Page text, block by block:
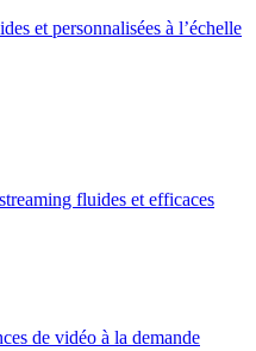
et personnalisées à l’échelle
fluides et efficaces
de vidéo à la demande